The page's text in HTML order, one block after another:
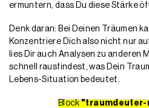
ermuntern, dass Du diese Stärke
Denk daran: Bei Deinen Träumen
Konzentriere Dich also nicht nur
lies Dir auch Analysen zu anderen
schnell rausfindest, was Dein
Lebens-Situation bedeutet.
Block "traumdeuter-